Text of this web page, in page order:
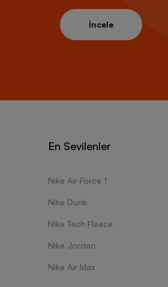
İncele
En Sevilenler
Nike Air Force 1
Nike Dunk
Nike Tech Fleece
Nike Jordan
Nike Air Max